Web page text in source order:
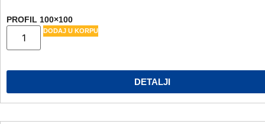
PROFIL 100×100
DODAJ U KORPU
DETALJI